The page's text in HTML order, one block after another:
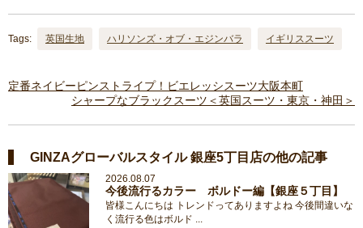
Tags: 英国生地 ハリソンズ・オブ・エジンバラ イギリススーツ
定番ネイビーピンストライプ！ビエレッシスーツ大阪本町
シャープなブラックスーツ＜英国スーツ・東京・神田＞
GINZAグローバルスタイル 銀座5丁目店の他の記事
2026.08.07
今後流行るカラー ボルドー編【銀座５丁目】
皆様こんにちは トレンドってありますよね 今後間違いな
く流行る色はボルド ...